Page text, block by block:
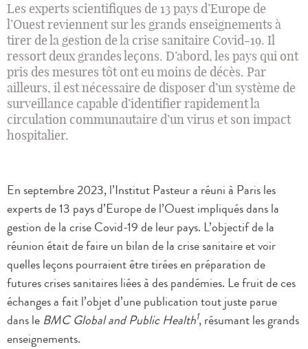
Les experts scientifiques de 13 pays d’Europe de
l’Ouest reviennent sur les grands enseignements à
tirer de la gestion de la crise sanitaire Covid-19. Il
ressort deux grandes leçons. D’abord, les pays qui ont
pris des mesures tôt ont eu moins de décès. Par
ailleurs, il est nécessaire de disposer d’un système de
surveillance capable d’identifier rapidement la
circulation communautaire d’un virus et son impact
hospitalier.
En septembre 2023, l’Institut Pasteur a réuni à Paris les
experts de 13 pays d’Europe de l’Ouest impliqués dans la
gestion de la crise Covid-19 de leur pays. L’objectif de la
réunion était de faire un bilan de la crise sanitaire et voir
quelles leçons pourraient être tirées en préparation de
futures crises sanitaires liées à des pandémies. Le fruit de ces
échanges a fait l’objet d’une publication tout juste parue
dans le BMC Global and Public Health1, résumant les grands
enseignements.